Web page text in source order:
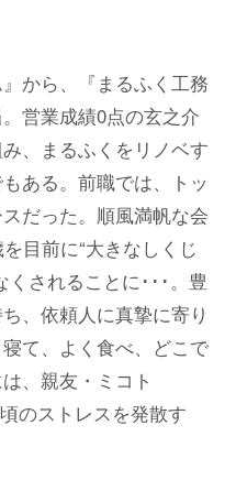
から、『まるふく工務
営業成績0点の玄之介
、まるふくをリノベす
ある。前職では、トッ
だった。順風満帆な会
目前に“大きなしくじ
くされることに･･･。豊
、依頼人に真摯に寄り
て、よく食べ、どこで
、親友・ミコト
のストレスを発散す